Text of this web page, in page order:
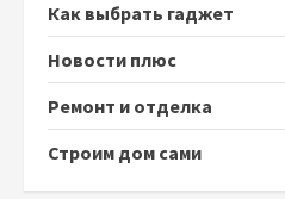
Как выбрать гаджет
Новости плюс
Ремонт и отделка
Строим дом сами